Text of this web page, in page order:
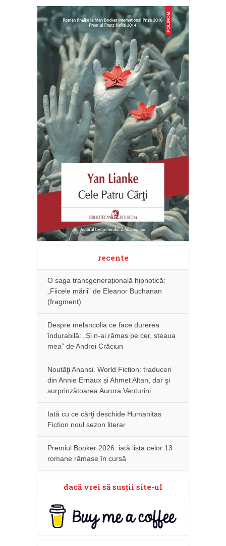
recente
O saga transgenerațională hipnotică:
„Fiicele mării” de Eleanor Buchanan
(fragment)
Despre melancolia ce face durerea
îndurabilă: „Și n-ai rămas pe cer, steaua
mea” de Andrei Crăciun
Noutăţi Anansi. World Fiction: traduceri
din Annie Ernaux și Ahmet Altan, dar şi
surprinzătoarea Aurora Venturini
Iată cu ce cărţi deschide Humanitas
Fiction noul sezon literar
Premiul Booker 2026: iată lista celor 13
romane rămase în cursă
dacă vrei să susţii site-ul